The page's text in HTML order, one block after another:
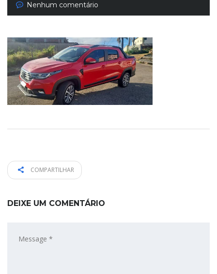
Nenhum comentário
COMPARTILHAR
DEIXE UM COMENTÁRIO